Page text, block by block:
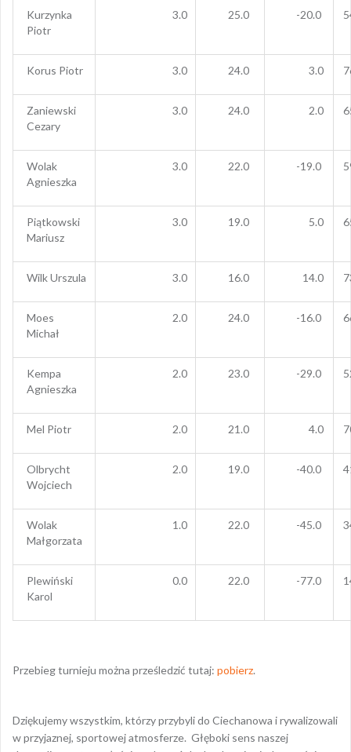
Kurzynka
Piotr
3.0 25.0 -20.0
Korus Piotr 3.0 24.0 3.0
Zaniewski
Cezary
3.0 24.0 2.0
Wolak
Agnieszka
3.0 22.0 -19.0
Piątkowski
Mariusz
3.0 19.0 5.0
Wilk Urszula 3.0 16.0 14.0
Moes
Michał
2.0 24.0 -16.0
Kempa
Agnieszka
2.0 23.0 -29.0
Mel Piotr 2.0 21.0 4.0
Olbrycht
Wojciech
2.0 19.0 -40.0
Wolak
Małgorzata
1.0 22.0 -45.0
Plewiński
Karol
0.0 22.0 -77.0
Przebieg turnieju można prześledzić tutaj: pobierz.
Dziękujemy wszystkim, którzy przybyli do Ciechanowa i rywalizowali
w przyjaznej, sportowej atmosferze. Głęboki sens naszej